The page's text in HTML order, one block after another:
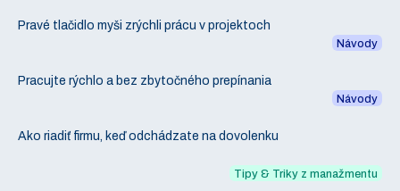
Pravé tlačidlo myši zrýchli prácu v projektoch
Návody
Pracujte rýchlo a bez zbytočného prepínania
Návody
Ako riadiť firmu, keď odchádzate na dovolenku
Tipy & Triky z manažmentu